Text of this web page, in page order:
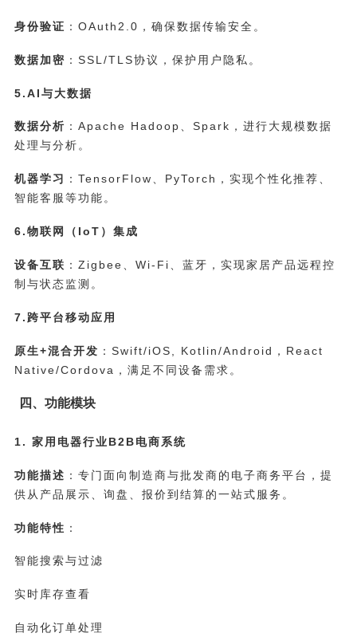
身份验证 ：OAuth2.0，确保数据传输安全。
数据加密 ：SSL/TLS协议，保护用户隐私。
5.AI与大数据
数据分析 ：Apache Hadoop、Spark，进行大规模数据
处理与分析。
机器学习 ：TensorFlow、PyTorch，实现个性化推荐、
智能客服等功能。
6.物联网（IoT）集成
设备互联 ：Zigbee、Wi-Fi、蓝牙，实现家居产品远程控
制与状态监测。
7.跨平台移动应用
原生+混合开发 ：Swift/iOS, Kotlin/Android，React
Native/Cordova，满足不同设备需求。
四、功能模块
1. 家用电器行业B2B电商系统
功能描述 ：专门面向制造商与批发商的电子商务平台，提
供从产品展示、询盘、报价到结算的一站式服务。
功能特性 ：
智能搜索与过滤
实时库存查看
自动化订单处理